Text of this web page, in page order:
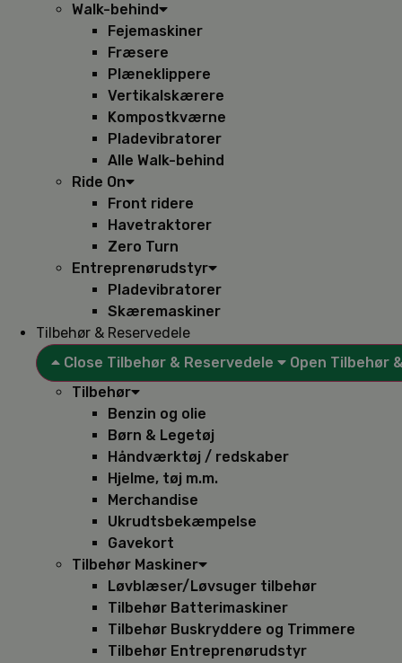
Walk-behind
Fejemaskiner
Fræsere
Plæneklippere
Vertikalskærere
Kompostkværne
Pladevibratorer
Alle Walk-behind
Ride On
Front ridere
Havetraktorer
Zero Turn
Entreprenørudstyr
Pladevibratorer
Skæremaskiner
Tilbehør & Reservedele
Close Tilbehør & Reservedele
Open Tilbehør
Tilbehør
Benzin og olie
Børn & Legetøj
Håndværktøj / redskaber
Hjelme, tøj m.m.
Merchandise
Ukrudtsbekæmpelse
Gavekort
Tilbehør Maskiner
Løvblæser/Løvsuger tilbehør
Tilbehør Batterimaskiner
Tilbehør Buskryddere og Trimmere
Tilbehør Entreprenørudstyr